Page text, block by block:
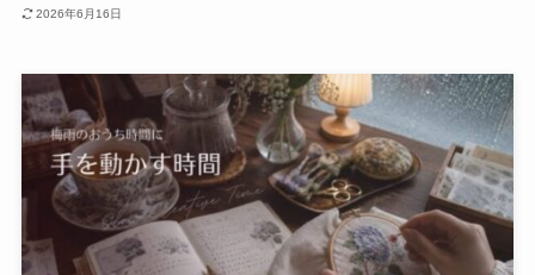
2026年6月16日